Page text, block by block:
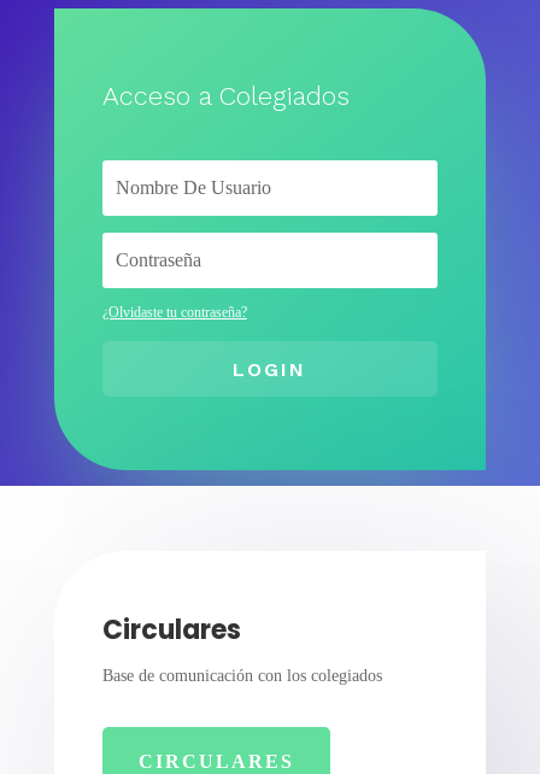
Acceso a Colegiados
¿Olvidaste tu contraseña?
LOGIN
Circulares
Base de comunicación con los colegiados
CIRCULARES